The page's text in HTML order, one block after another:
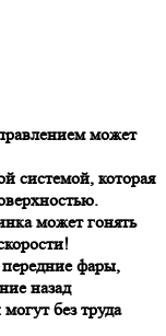
может
системой, которая
может гонять
фары,
назад
без труда